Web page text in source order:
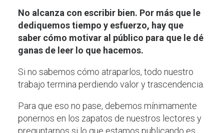
No alcanza con escribir bien. Por más que le
dediquemos tiempo y esfuerzo, hay que
saber cómo motivar al público para que le dé
ganas de leer lo que hacemos.
Si no sabemos cómo atraparlos, todo nuestro
trabajo termina perdiendo valor y trascendencia.
Para que eso no pase, debemos mínimamente
ponernos en los zapatos de nuestros lectores y
preguntarnos si lo que estamos publicando es